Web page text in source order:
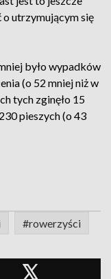
utrzymującym się
było wypadków
(o 52 mniej niż w
tych zginęło 15
pieszych (o 43
#rowerzyści